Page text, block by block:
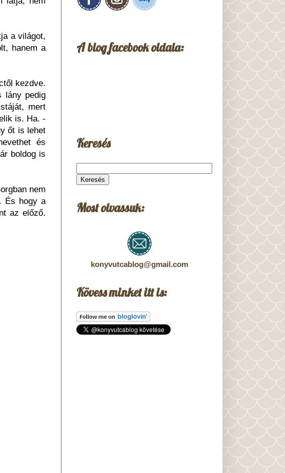
a világot,
hanem a
kezdve.
lány pedig
mert
is. Ha. -
őt is lehet
és
boldog is
nem
És hogy a
az előző.
A blog facebook oldala:
Keresés
Most olvassuk:
konyvutcablog@gmail.com
Kövess minket itt is: